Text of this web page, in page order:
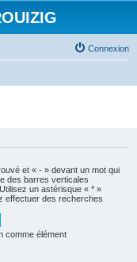
Connexion
et « - » devant un mot qui
des barres verticales
un astérisque « * »
effectuer des recherches
comme élément